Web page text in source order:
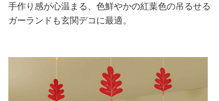
手作り感が心温まる、色鮮やかの紅葉色の吊るせる
ガーランドも玄関デコに最適。